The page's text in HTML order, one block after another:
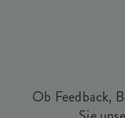
Ob Feedback,